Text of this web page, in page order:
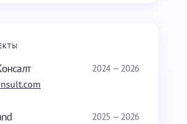
2024 — 2026
2025 — 2026